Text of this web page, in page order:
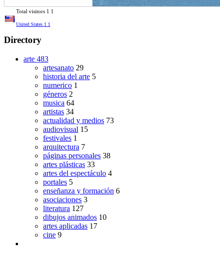
Total visitors 1 1
United States 1 1
Directory
arte 483
artesanato 29
historia del arte 5
numerico 1
géneros 2
musica 64
artistas 34
actualidad y medios 73
audiovisual 15
festivales 1
arquitectura 7
páginas personales 38
artes plásticas 33
artes del espectáculo 4
portales 5
enseñanza y formación 6
asociaciones 3
literatura 127
dibujos animados 10
artes aplicadas 17
cine 9